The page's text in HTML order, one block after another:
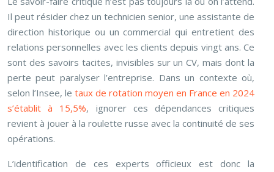
Il peut résider chez un technicien senior, une assistante de
direction historique ou un commercial qui entretient des
relations personnelles avec les clients depuis vingt ans. Ce
sont des savoirs tacites, invisibles sur un CV, mais dont la
perte peut paralyser l’entreprise. Dans un contexte où,
selon l’Insee, le taux de rotation moyen en France en 2024
s’établit à 15,5%, ignorer ces dépendances critiques
revient à jouer à la roulette russe avec la continuité de ses
opérations.
L’identification de ces experts officieux est donc la